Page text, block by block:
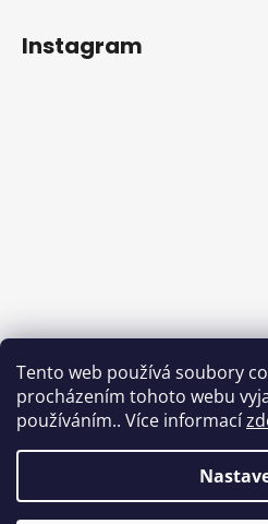
Tento web používá soubory
procházením tohoto webu
používáním.. Více informací
Instagram